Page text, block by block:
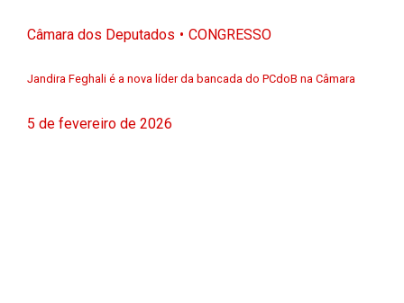
Câmara dos Deputados CONGRESSO
Jandira Feghali é a nova líder da bancada do PCdoB na Câmara
5 de fevereiro de 2026